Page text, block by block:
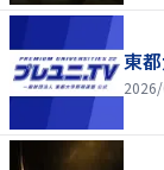
東